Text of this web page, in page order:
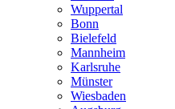
Wuppertal
Bonn
Bielefeld
Mannheim
Karlsruhe
Münster
Wiesbaden